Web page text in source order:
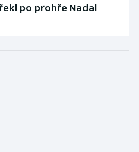
po prohře Nadal